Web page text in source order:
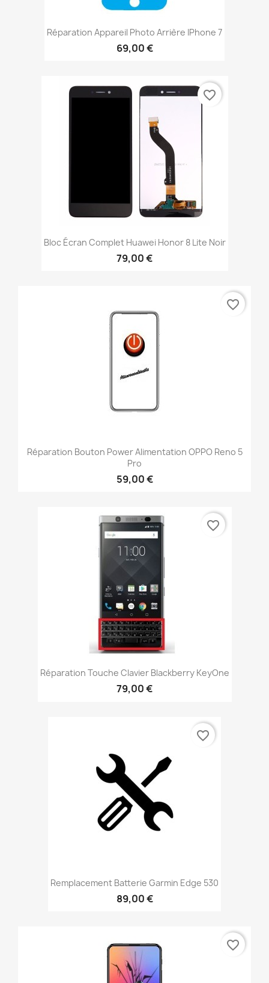
Réparation Appareil Photo Arrière IPhone 7
69,00 €
Bloc Écran Complet Huawei Honor 8 Lite Noir
79,00 €
favorite_border
Réparation Bouton Power Alimentation OPPO Reno 5
Pro
59,00 €
favorite_border
Réparation Touche Clavier Blackberry KeyOne
79,00 €
favorite_border
Remplacement Batterie Garmin Edge 530
89,00 €
favorite_border
favorite_border